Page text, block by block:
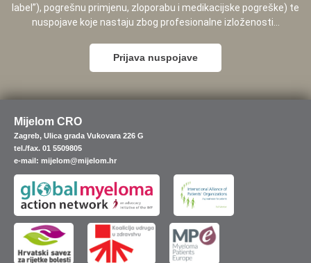
label”), pogrešnu primjenu, zloporabu i medikacijske pogreške) te
nuspojave koje nastaju zbog profesionalne izloženosti...
Prijava nuspojave
Mijelom CRO
Zagreb, Ulica grada Vukovara 226 G
tel./fax. 01 5509805
e-mail: mijelom@mijelom.hr